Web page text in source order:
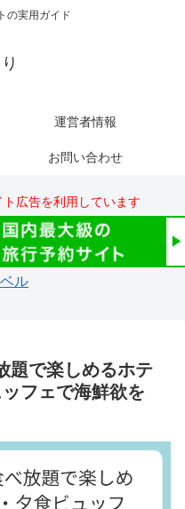
の実用ガイド
運営者情報
お問い合わせ
広告を利用しています
ル
題で楽しめるホテ
フェで海鮮欲を